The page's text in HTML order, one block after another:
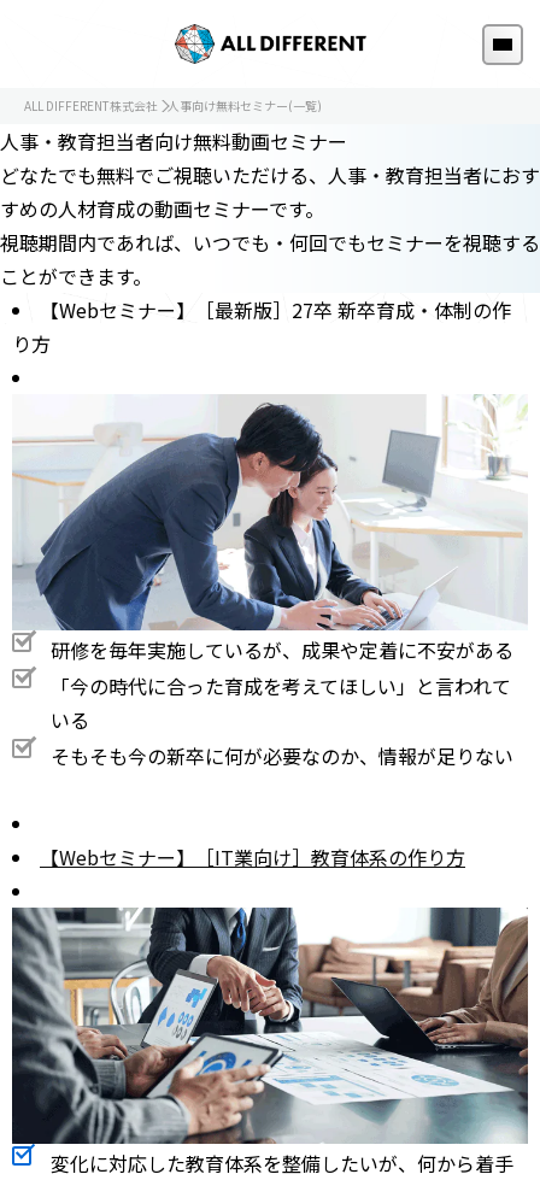
ALL DIFFERENT株式会社 人事向け無料セミナー(一覧)
人事・教育担当者向け無料動画セミナー
どなたでも無料でご視聴いただける、人事・教育担当者におす
すめの人材育成の動画セミナーです。
視聴期間内であれば、いつでも・何回でもセミナーを視聴する
ことができます。
【Webセミナー】［最新版］27卒 新卒育成・体制の作
り方
研修を毎年実施しているが、成果や定着に不安がある
「今の時代に合った育成を考えてほしい」と言われて
いる
そもそも今の新卒に何が必要なのか、情報が足りない
【Webセミナー】［IT業向け］教育体系の作り方
変化に対応した教育体系を整備したいが、何から着手